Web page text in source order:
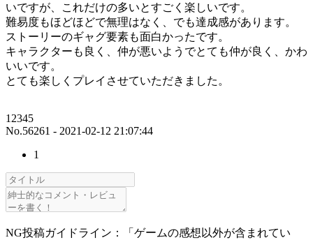
いですが、これだけの多いとすごく楽しいです。
難易度もほどほどで無理はなく、でも達成感があります。
ストーリーのギャグ要素も面白かったです。
キャラクターも良く、仲が悪いようでとても仲が良く、かわ
いいです。
とても楽しくプレイさせていただきました。
12345
No.56261 - 2021-02-12 21:07:44
1
NG投稿ガイドライン：「ゲームの感想以外が含まれてい